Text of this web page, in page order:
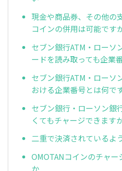
現金や商品券、その他の
コインの併用は可能です
セブン銀行ATM・ローソ
ードを読み取っても企業
セブン銀行ATM・ローソ
おける企業番号とは何で
セブン銀行・ローソン銀
くてもチャージできます
二重で決済されているよ
OMOTANコインのチャ
か